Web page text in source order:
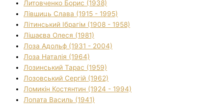
Литовченко Борис (1938)
Лівшиць Слава (1915 - 1995)
Літинський Ібрагім (1908 - 1958)
Лішаєва Олеся (1981)
Лоза Адольф (1931 - 2004)
Лоза Наталія (1964)
Лозинський Тарас (1959)
Лозовський Сергій (1962)
Ломикін Костянтин (1924 - 1994)
Лопата Василь (1941)